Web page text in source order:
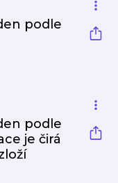
podle
podle
je čirá